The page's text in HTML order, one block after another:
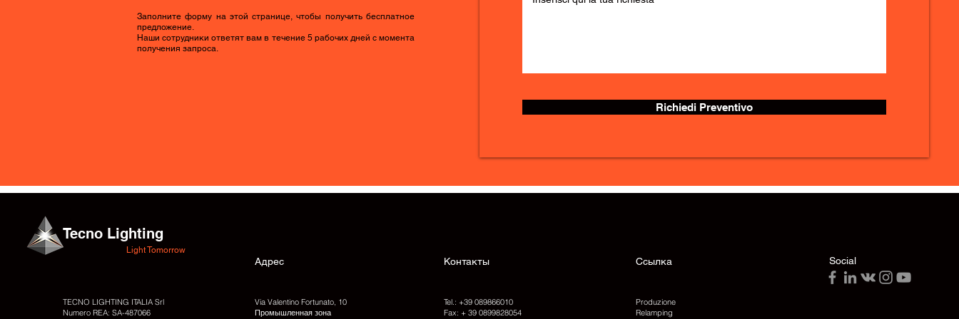
Заполните форму на этой странице, чтобы получить бесплатное
предложение.
Наши сотрудники ответят вам в течение 5 рабочих дней с момента
получения запроса.
Richiedi Preventivo
Tecno Lighting
Light Tomorrow
TECNO LIGHTING ITALIA Srl
Numero REA: SA-487066
Адрес
Via Valentino Fortunato, 10
Промышленная зона
Контакты
Tel.: +39 089866010
Fax: + 39 0899828054
Ссылка
Produzione
Relamping
Social